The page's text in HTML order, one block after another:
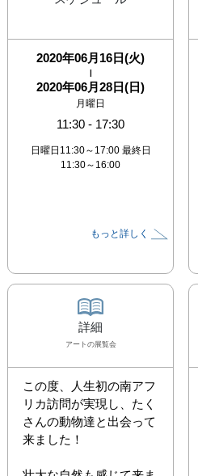
2020年06月16日(火)
|
2020年06月28日(日)
月曜日
11:30 - 17:30
日曜日11:30～17:00 最終日
11:30～16:00
もっと詳しく
詳細
アート の展覧会
この度、人生初の南アフ
リカ訪問が実現し、たく
さんの動物達と出会って
来ました！